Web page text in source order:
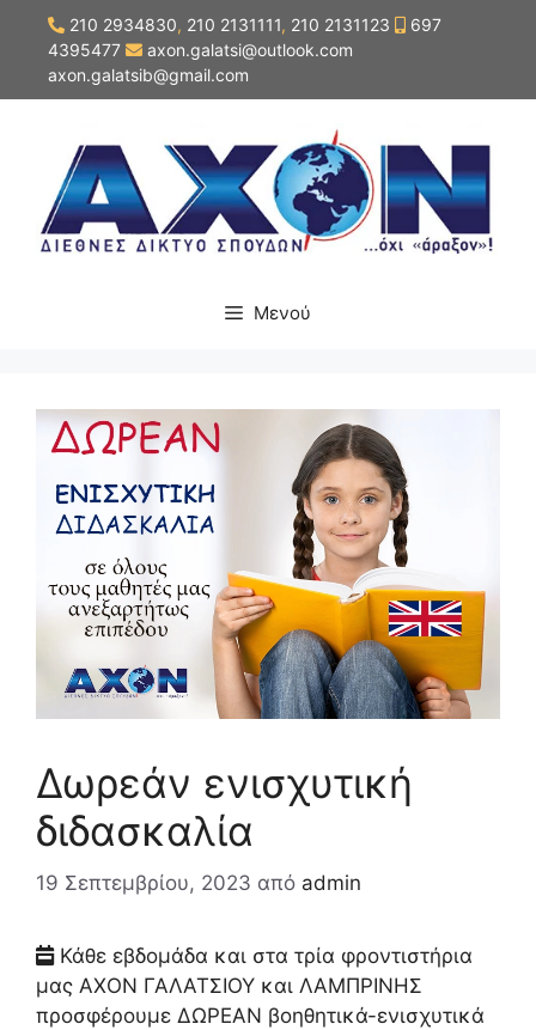
Μετάβαση
περιεχόμενο
210 2934830, 210 2131111, 210 2131123
697
4395477
axon.galatsi@outlook.com
axon.galatsib@gmail.com
Μενού
Δωρεάν ενισχυτική
διδασκαλία
19 Σεπτεμβρίου, 2023 από admin
Κάθε εβδομάδα και στα τρία φροντιστήρια
μας ΑΧΟΝ ΓΑΛΑΤΣΙΟΥ και ΛΑΜΠΡΙΝΗΣ
προσφέρουμε ΔΩΡΕΑΝ βοηθητικά-ενισχυτικά